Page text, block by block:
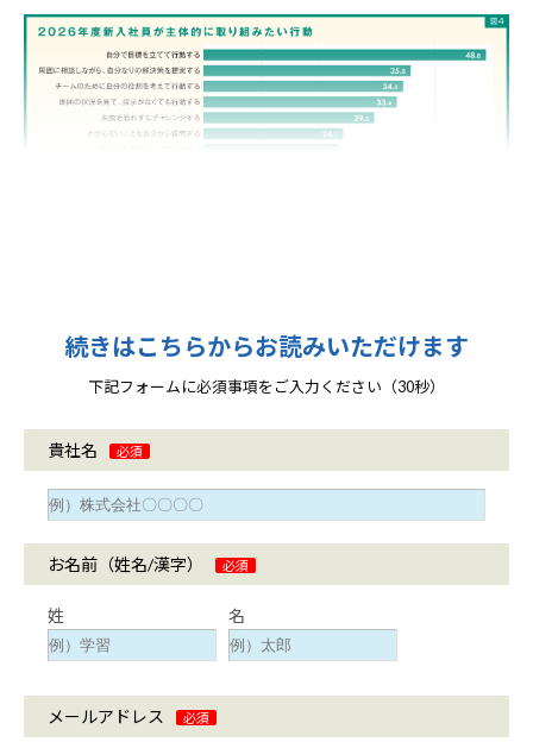
続きはこちらからお読みいただけます
下記フォームに必須事項をご入力ください（30秒）